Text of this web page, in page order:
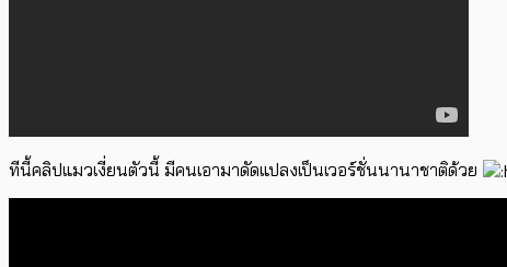
ทีนี้คลิปแมวเงี่ยนตัวนี้ มีคนเอามาดัดแปลงเป็นเวอร์ชั่นนานาชาติด้วย